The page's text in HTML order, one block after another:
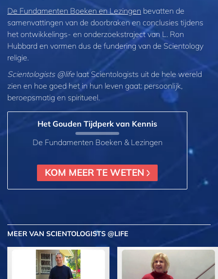
De Fundamenten Boeken en Lezingen bevatten de
samenvattingen van de doorbraken en conclusies tijdens
het ontwikkelings- en onderzoekstraject van L. Ron
Hubbard en vormen dus de fundering van de Scientology
religie.
Scientologists @life laat Scientologists uit de hele wereld
zien en hoe goed het in hun leven gaat: persoonlijk,
beroepsmatig en spiritueel.
Het Gouden Tijdperk van Kennis
De Fundamenten Boeken & Lezingen
KOM MEER TE WETEN
MEER VAN SCIENTOLOGISTS @LIFE